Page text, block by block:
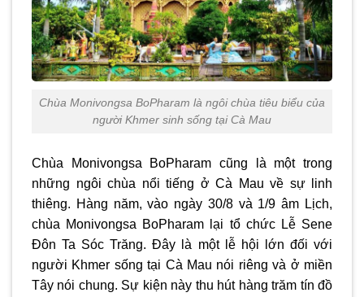
Chùa Monivongsa BoPharam là ngôi chùa tiêu biểu của
người Khmer sinh sống tại Cà Mau
Chùa Monivongsa BoPharam cũng là một trong
những ngôi chùa nổi tiếng ở Cà Mau về sự linh
thiêng. Hàng năm, vào ngày 30/8 và 1/9 âm Lịch,
chùa Monivongsa BoPharam lại tổ chức Lễ Sene
Đôn Ta Sóc Trăng. Đây là một lễ hội lớn đối với
người Khmer sống tại Cà Mau nói riêng và ở miền
Tây nói chung. Sự kiện này thu hút hàng trăm tín đồ